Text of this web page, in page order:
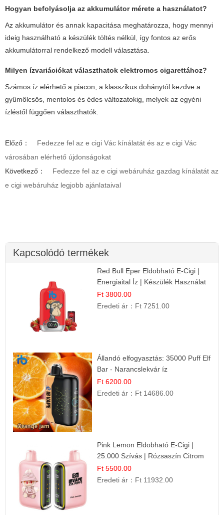
Hogyan befolyásolja az akkumulátor mérete a használatot?
Az akkumulátor és annak kapacitása meghatározza, hogy mennyi
ideig használható a készülék töltés nélkül, így fontos az erős
akkumulátorral rendelkező modell választása.
Milyen ízvariációkat választhatok elektromos cigarettához?
Számos íz elérhető a piacon, a klasszikus dohánytól kezdve a
gyümölcsös, mentolos és édes változatokig, melyek az egyéni
ízléstől függően választhatók.
Előző：
Fedezze fel az e cigi Vác kínálatát és az e cigi Vác
városában elérhető újdonságokat
Következő：
Fedezze fel az e cigi webáruház gazdag kínálatát az
e cigi webáruház legjobb ajánlataival
Kapcsolódó termékek
Red Bull Eper Eldobható E-Cigi |
Energiaital Íz | Készülék Használat
Ft 3800.00
Eredeti ár： Ft 7251.00
Állandó elfogyasztás: 35000 Puff Elf
Bar - Narancslekvár íz
Ft 6200.00
Eredeti ár： Ft 14686.00
Pink Lemon Eldobható E-Cigi |
25.000 Szívás | Rózsaszín Citrom
Íz
Ft 5500.00
Eredeti ár： Ft 11932.00